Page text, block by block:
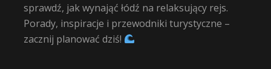
sprawdź, jak wynająć łódź na relaksujący rejs.
Porady, inspiracje i przewodniki turystyczne –
zacznij planować dziś!